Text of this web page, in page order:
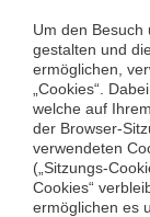
Um den Besuch
gestalten und
ermöglichen,
„Cookies“.
welche auf
der Browser-
verwendeten
(„Sitzungs-
Cookies“
ermöglichen es